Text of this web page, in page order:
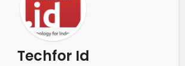
Techfor Id